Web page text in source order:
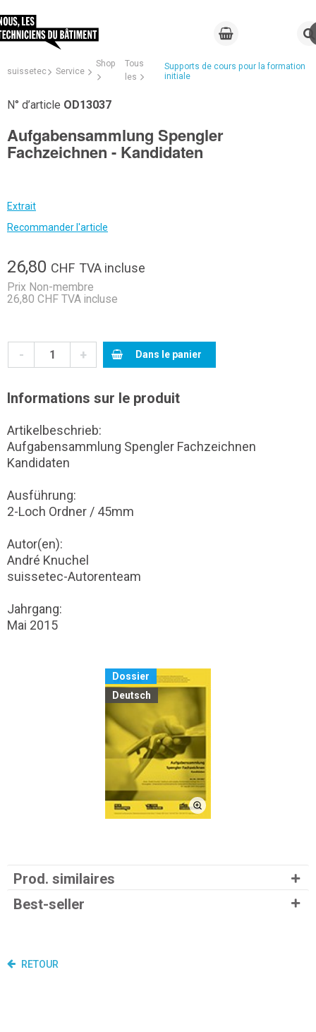
suissetec Service
Shop
Tous
les
Supports de cours pour la formation
initiale
N° d’article OD13037
Aufgabensammlung Spengler
Fachzeichnen - Kandidaten
Extrait
Recommander l'article
26,80 CHF TVA incluse
Prix Non-membre
26,80 CHF TVA incluse
- + Dans le panier
Informations sur le produit
Artikelbeschrieb:
Aufgabensammlung Spengler Fachzeichnen
Kandidaten
Ausführung:
2-Loch Ordner / 45mm
Autor(en):
André Knuchel
suissetec-Autorenteam
Jahrgang:
Mai 2015
Dossier
Deutsch
Prod. similaires
Best-seller
RETOUR